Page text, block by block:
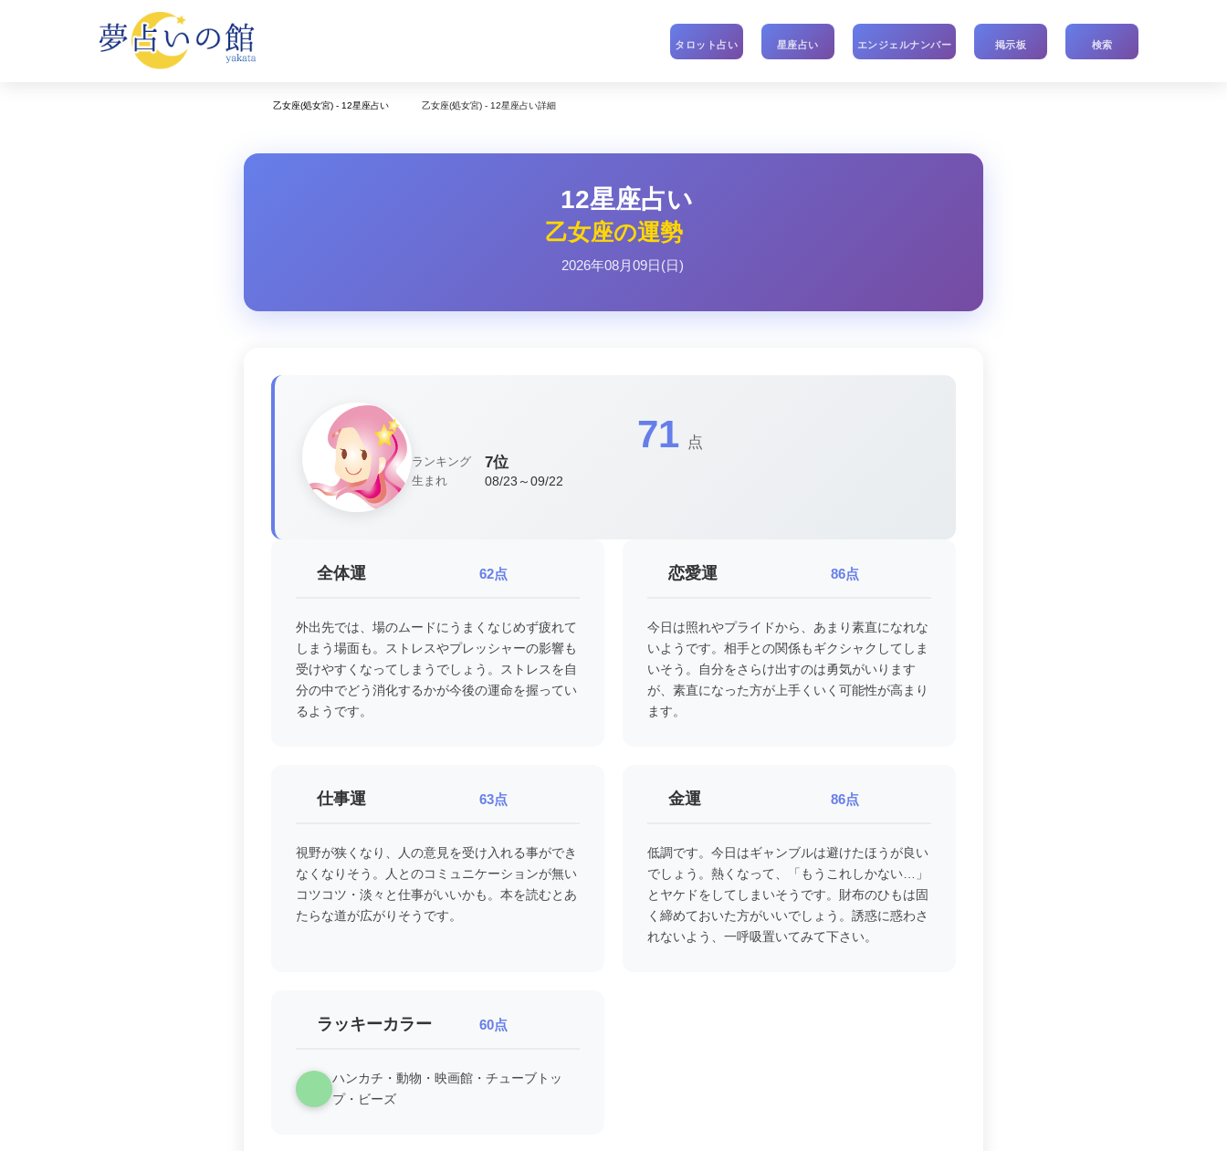
タロット占い 星座占い エンジェルナンバー 掲示板 検索
乙女座(処女宮) - 12星座占い 乙女座(処女宮) - 12星座占い詳細
12星座占い
乙女座の運勢
2026年08月09日(日)
71 点
ランキング 7位
生まれ 08/23～09/22
全体運 62点
外出先では、場のムードにうまくなじめず疲れて
しまう場面も。ストレスやプレッシャーの影響も
受けやすくなってしまうでしょう。ストレスを自
分の中でどう消化するかが今後の運命を握ってい
るようです。
恋愛運 86点
今日は照れやプライドから、あまり素直になれな
いようです。相手との関係もギクシャクしてしま
いそう。自分をさらけ出すのは勇気がいります
が、素直になった方が上手くいく可能性が高まり
ます。
仕事運 63点
視野が狭くなり、人の意見を受け入れる事ができ
なくなりそう。人とのコミュニケーションが無い
コツコツ・淡々と仕事がいいかも。本を読むとあ
たらな道が広がりそうです。
金運 86点
低調です。今日はギャンブルは避けたほうが良い
でしょう。熱くなって、「もうこれしかない…」
とヤケドをしてしまいそうです。財布のひもは固
く締めておいた方がいいでしょう。誘惑に惑わさ
れないよう、一呼吸置いてみて下さい。
ラッキーカラー 60点
ハンカチ・動物・映画館・チューブトッ
プ・ビーズ